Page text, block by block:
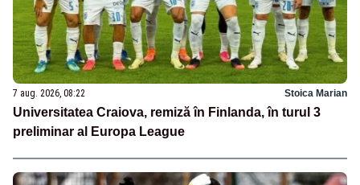
7 aug. 2026, 08:22 Stoica Marian
Universitatea Craiova, remiză în Finlanda, în turul 3
preliminar al Europa League